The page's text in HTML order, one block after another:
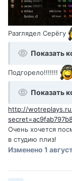
Разглядел Серёгу
Показать
Подгорело!!!!!!!
Показать
http://
Очень хочется
в студию плиз!
Изменено 1